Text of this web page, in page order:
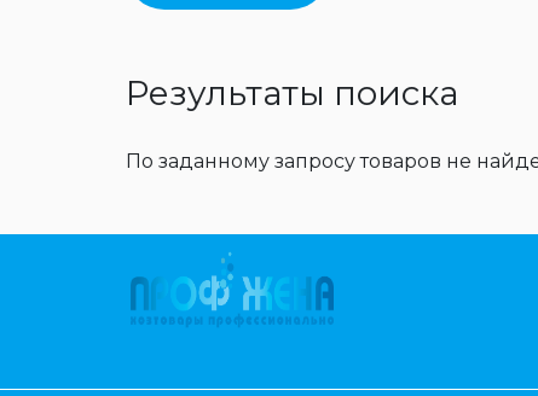
Результаты поиска
По заданному запросу товаров не